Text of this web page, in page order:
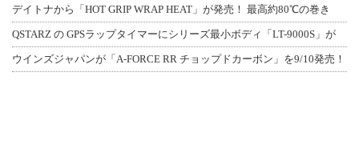
デイトナから「HOT GRIP WRAP HEAT」が発売！ 最高約80℃の巻き
QSTARZ の GPSラップタイマーにシリーズ最小ボディ「LT-9000S」が
ウインズジャパンが「A-FORCE RR チョップドカーボン」を9/10発売！